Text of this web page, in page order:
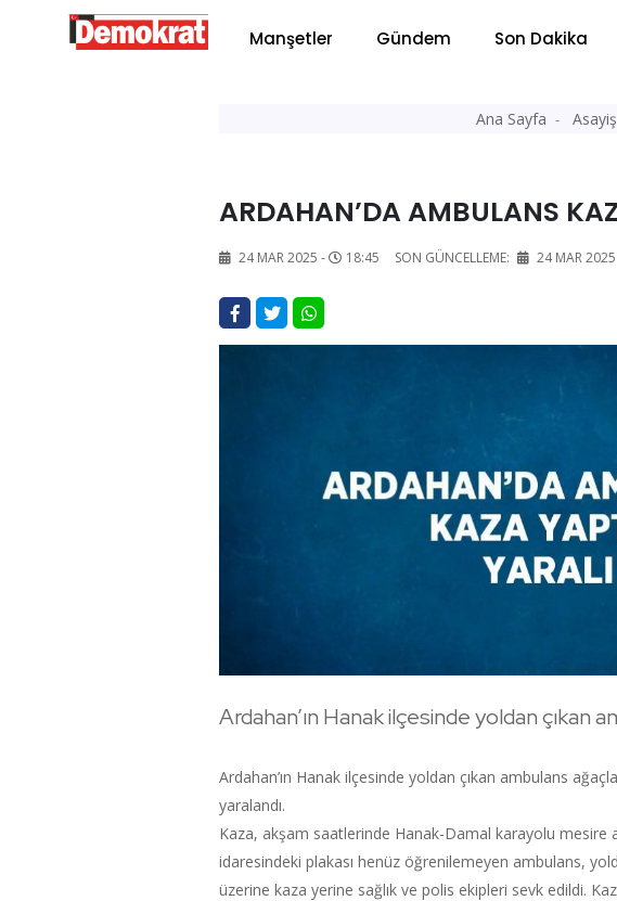
Manşetler Gündem Son Dakika
Ana Sayfa Asayiş
ARDAHAN’DA AMBULANS
24 MAR 2025 - 18:45 SON GÜNCELLEME: 24 MAR
Ardahan’ın Hanak ilçesinde yoldan çıkan
Ardahan’ın Hanak ilçesinde yoldan çıkan ambulans
yaralandı.
Kaza, akşam saatlerinde Hanak-Damal karayolu mesire
idaresindeki plakası henüz öğrenilemeyen ambulans,
üzerine kaza yerine sağlık ve polis ekipleri sevk edildi.